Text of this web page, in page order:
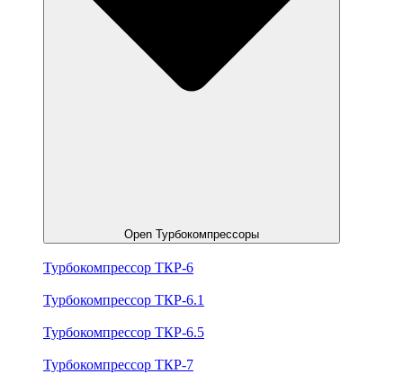
Open Турбокомпрессоры
Турбокомпрессор ТКР-6
Турбокомпрессор ТКР-6.1
Турбокомпрессор ТКР-6.5
Турбокомпрессор ТКР-7